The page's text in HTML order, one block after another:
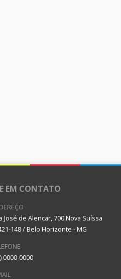
EM CONTATO
José de Alencar, 700Nova Suíssa
148/Belo Horizonte - MG
0000-0000